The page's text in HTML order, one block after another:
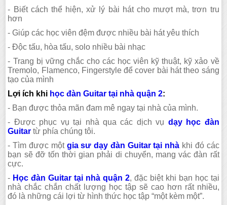
- Biết cách thể hiện, xử lý bài hát cho mượt mà, trơn tru
hơn
- Giúp các học viên đệm được nhiều bài hát yêu thích
- Độc tấu, hòa tấu, solo nhiều bài nhạc
- Trang bị vững chắc cho các học viên kỹ thuật, kỹ xảo về
Tremolo, Flamenco, Fingerstyle để cover bài hát theo sáng
tạo của mình
Lợi ích khi học đàn Guitar tại nhà quận 2:
- Bạn được thỏa mãn đam mê ngay tại nhà của mình.
- Được phục vụ tại nhà qua các dịch vụ dạy học đàn
Guitar từ phía chúng tôi.
- Tìm được một gia sư dạy đàn Guitar tại nhà khi đó các
bạn sẽ đỡ tốn thời gian phải di chuyển, mang vác đàn rất
cực.
- Học đàn Guitar tại nhà quận 2, đặc biệt khi bạn học tại
nhà chắc chắn chất lượng học tập sẽ cao hơn rất nhiều,
đó là những cái lợi từ hình thức học tập “một kèm một”.